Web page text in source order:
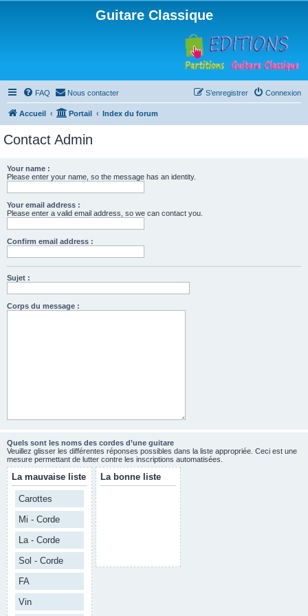
Guitare Classique
FAQ Nous contacter Connexion
S’enregistrer
Accueil Portail Index du forum
Contact Admin
Your name :
Please enter your name, so the message has an identity.
Your email address :
Please enter a valid email address, so we can contact you.
Confirm email address :
Sujet :
Corps du message :
Quels sont les noms des cordes d’une guitare
Veuillez glisser les différentes réponses possibles dans la liste appropriée. Ceci est une
mesure permettant de lutter contre les inscriptions automatisées.
La mauvaise liste
Carottes
Mi - Corde
La - Corde
Sol - Corde
FA
Vin
La bonne liste